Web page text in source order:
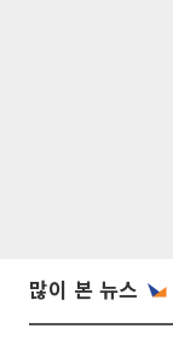
많이 본 뉴스